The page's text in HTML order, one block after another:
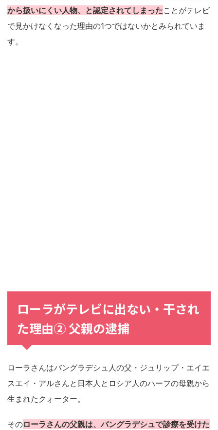
から扱いにくい人物、と認定されてしまったことがテレビ
で見かけなくなった理由の1つではないかとみられていま
す。
ローラがテレビに出ない・干され
た理由② 父親の逮捕
ローラさんはバングラデシュ人の父・ジュリップ・エイエ
スエイ・アルさんと日本人とロシア人のハーフの母親から
生まれたクォーター。
そのローラさんの父親は、バングラデシュで診療を受けた